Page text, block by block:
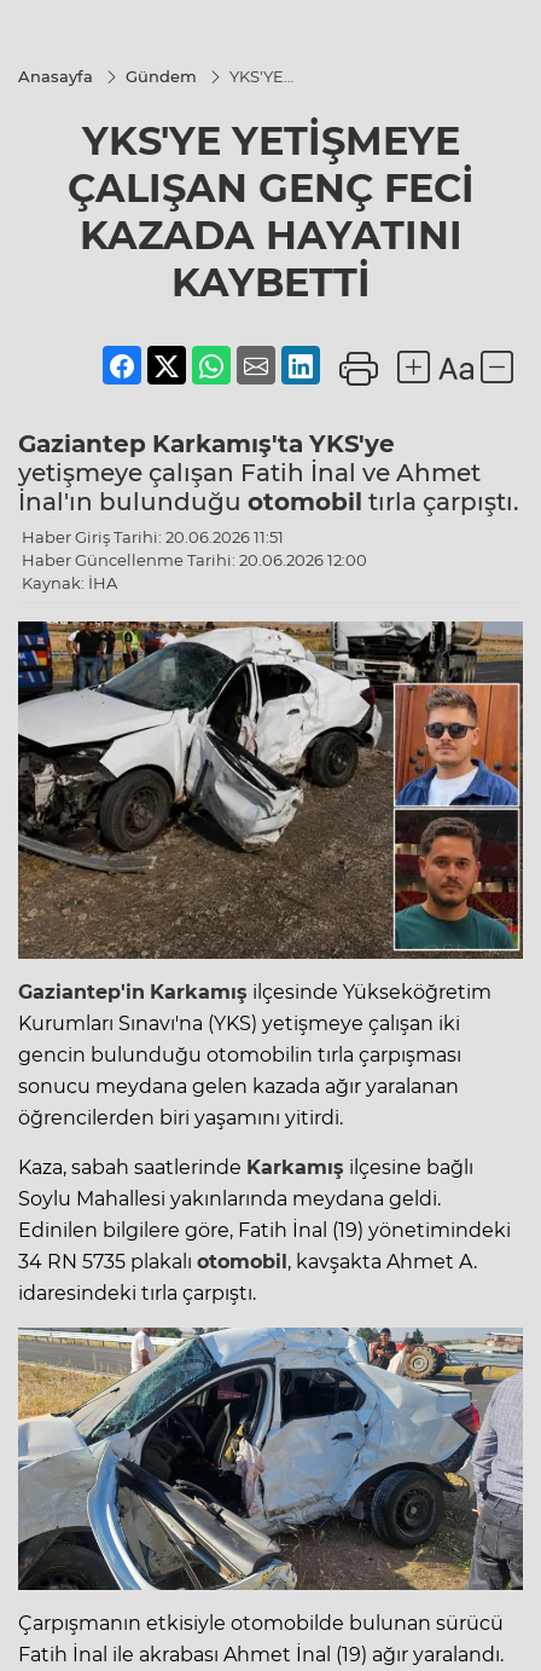
Anasayfa Gündem
YKS'YE
GENÇ FECİ
KAZADA
HAYATINI
KAYBETTİ
YKS'YE YETİŞMEYE
ÇALIŞAN GENÇ FECİ
KAZADA HAYATINI
KAYBETTİ
Gaziantep Karkamış'ta YKS'ye
yetişmeye çalışan Fatih İnal ve Ahmet
İnal'ın bulunduğu otomobil tırla çarpıştı.
Haber Giriş Tarihi: 20.06.2026 11:51
Haber Güncellenme Tarihi: 20.06.2026 12:00
Kaynak: İHA
Gaziantep'in Karkamış ilçesinde Yükseköğretim
Kurumları Sınavı'na (YKS) yetişmeye çalışan iki
gencin bulunduğu otomobilin tırla çarpışması
sonucu meydana gelen kazada ağır yaralanan
öğrencilerden biri yaşamını yitirdi.
Kaza, sabah saatlerinde Karkamış ilçesine bağlı
Soylu Mahallesi yakınlarında meydana geldi.
Edinilen bilgilere göre, Fatih İnal (19) yönetimindeki
34 RN 5735 plakalı otomobil, kavşakta Ahmet A.
idaresindeki tırla çarpıştı.
Çarpışmanın etkisiyle otomobilde bulunan sürücü
Fatih İnal ile akrabası Ahmet İnal (19) ağır yaralandı.